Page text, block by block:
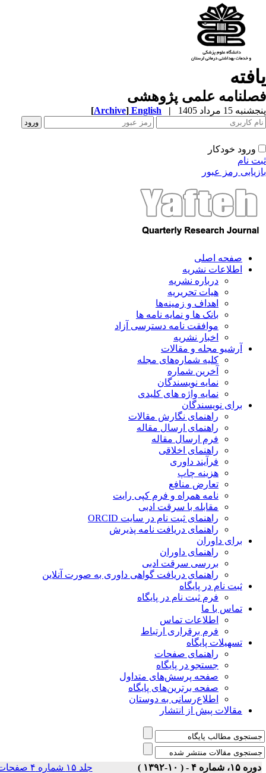
علمی پژوهشی
15 مرداد 1405 |
English
[Archive]
ورود خودکار
نام
رمز عبور
صفحه اصلی
اطلاعات نشریه
درباره نشریه
هیات تحریریه
اهداف و زمینه‌ها
بانک ها و نمایه نامه ها
موافقت نامه دسترسی آزاد
اخبار نشریه
آرشیو مجله و مقالات
کلیه شماره‌های مجله
آخرین شماره
نمایه نویسندگان
نمایه واژه های کلیدی
برای نویسندگان
راهنمای نگارش مقالات
راهنمای ارسال مقاله
فرم ارسال مقاله
راهنمای اخلاقی
فرآیند داوری
هزینه چاپ
تعارض منافع
نامه همراه و فرم کپی رایت
مقابله با سرقت ادبی
راهنمای ثبت نام در سایت ORCID
راهنمای دریافت نامه پذیرش
برای داوران
راهنمای داوران
بررسی سرقت ادبی
راهنمای دریافت گواهی داوری به صورت آنلاین
ثبت نام در پایگاه
فرم ثبت نام در پایگاه
تماس با ما
اطلاعات تماس
فرم برقراری ارتباط
تسهیلات پایگاه
راهنمای صفحات
جستجو در پایگاه
صفحه پرسش‌های متداول
صفحه برترین‌های پایگاه
اطلاع‌رسانی به دوستان
مقالات پیش از انتشار
۱۵، شماره ۴ - ( ۱۰-۱۳۹۲ )
جلد ۱۵ شماره ۴ صفحات